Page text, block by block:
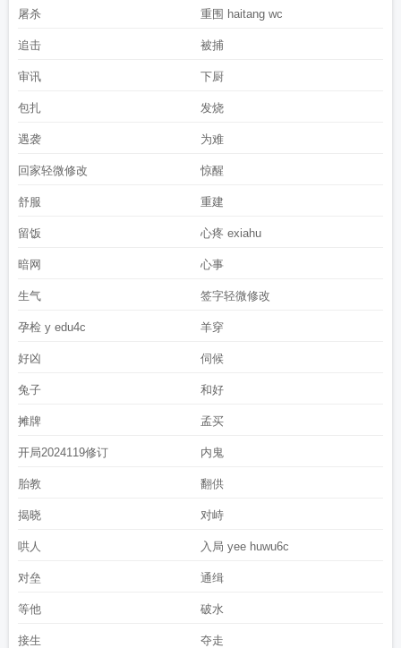
屠杀 重围 haitang wc
追击 被捕
审讯 下厨
包扎 发烧
遇袭 为难
回家轻微修改 惊醒
舒服 重建
留饭 心疼 exiahu
暗网 心事
生气 签字轻微修改
孕检 y edu4c 羊穿
好凶 伺候
兔子 和好
摊牌 孟买
开局2024119修订 内鬼
胎教 翻供
揭晓 对峙
哄人 入局 yee huwu6c
对垒 通缉
等他 破水
接生 夺走